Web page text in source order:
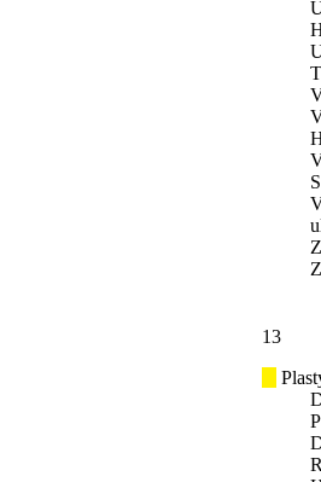
13